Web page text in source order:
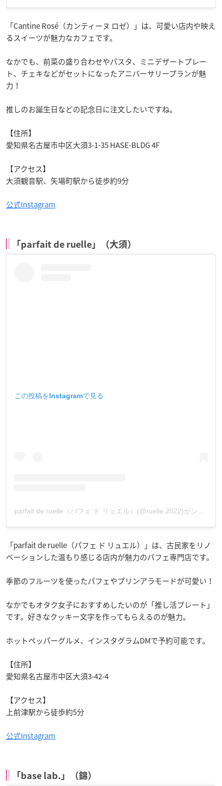
「Cantine Rosé（カンティーヌ ロゼ）」は、可愛い店内や映え
るスイーツが魅力なカフェです。
なかでも、前菜の盛り合わせやパスタ、ミニデザートプレー
ト、チェキなどがセットになったアニバーサリープランが魅
力！
推しのお誕生日などの記念日に注文したいですね。
【住所】
愛知県名古屋市中区大須3-1-35 HASE-BLDG 4F
【アクセス】
大須観音駅、矢場町駅から徒歩約9分
公式Instagram
「parfait de ruelle」（大須）
この投稿をInstagramで見る
「parfait de ruelle（パフェ ド リュエル）」は、古民家をリノ
ベーションした温もり感じる店内が魅力のパフェ専門店です。
季節のフルーツを使ったパフェやプリンアラモードが可愛い！
なかでもオタク女子におすすめしたいのが「推し活プレート」
です。好きなクッキー文字を作ってもらえるのが魅力。
ホットペッパーグルメ、インスタグラムDMで予約可能です。
【住所】
愛知県名古屋市中区大須3-42-4
【アクセス】
上前津駅から徒歩約5分
公式Instagram
「base lab.」（錦）